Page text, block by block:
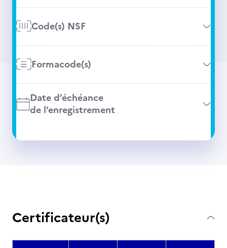
Code(s) NSF
Formacode(s)
Date d’échéance
de l’enregistrement
Certificateur(s)